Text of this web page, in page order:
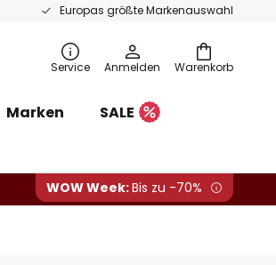
Europas größte Markenauswahl
Warenkorb
Service Anmelden
Marken
SALE
WOW Week:Bis zu -70%